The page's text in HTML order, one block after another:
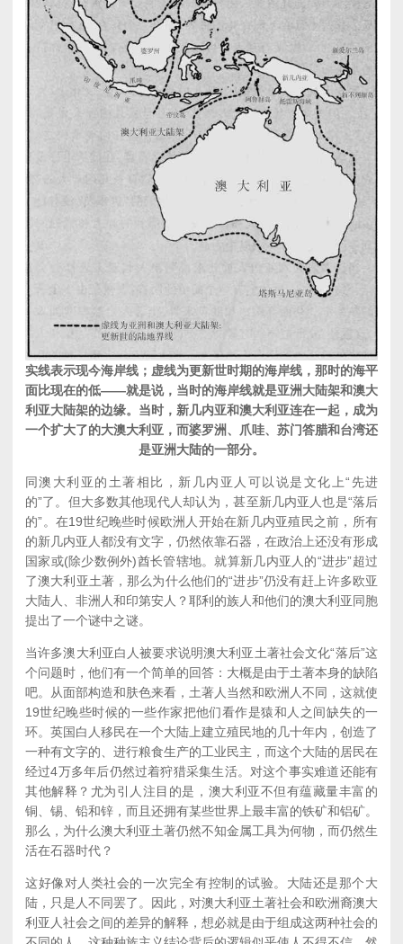
实线表示现今海岸线；虚线为更新世时期的海岸线，那时的海平
面比现在的低——就是说，当时的海岸线就是亚洲大陆架和澳大
利亚大陆架的边缘。当时，新几内亚和澳大利亚连在一起，成为
一个扩大了的大澳大利亚，而婆罗洲、爪哇、苏门答腊和台湾还
是亚洲大陆的一部分。
同澳大利亚的土著相比，新几内亚人可以说是文化上“先进
的”了。但大多数其他现代人却认为，甚至新几内亚人也是“落后
的”。在19世纪晚些时候欧洲人开始在新几内亚殖民之前，所有
的新几内亚人都没有文字，仍然依靠石器，在政治上还没有形成
国家或(除少数例外)酋长管辖地。就算新几内亚人的“进步”超过
了澳大利亚土著，那么为什么他们的“进步”仍没有赶上许多欧亚
大陆人、非洲人和印第安人？耶利的族人和他们的澳大利亚同胞
提出了一个谜中之谜。
当许多澳大利亚白人被要求说明澳大利亚土著社会文化“落后”这
个问题时，他们有一个简单的回答：大概是由于土著本身的缺陷
吧。从面部构造和肤色来看，土著人当然和欧洲人不同，这就使
19世纪晚些时候的一些作家把他们看作是猿和人之间缺失的一
环。英国白人移民在一个大陆上建立殖民地的几十年内，创造了
一种有文字的、进行粮食生产的工业民主，而这个大陆的居民在
经过4万多年后仍然过着狩猎采集生活。对这个事实难道还能有
其他解释？尤为引人注目的是，澳大利亚不但有蕴藏量丰富的
铜、锡、铅和锌，而且还拥有某些世界上最丰富的铁矿和铝矿。
那么，为什么澳大利亚土著仍然不知金属工具为何物，而仍然生
活在石器时代？
这好像对人类社会的一次完全有控制的试验。大陆还是那个大
陆，只是人不同罢了。因此，对澳大利亚土著社会和欧洲裔澳大
利亚人社会之间的差异的解释，想必就是由于组成这两种社会的